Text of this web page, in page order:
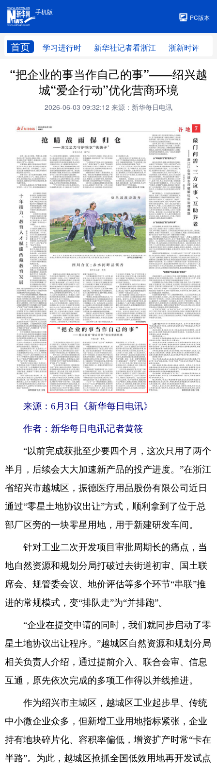
手机版
PC版本
首页 学习进行时 新华社记者看浙江 浙新时评
手机版
“把企业的事当作自己的事”——绍兴越
城“爱企行动”优化营商环境
2026-06-03 09:32:12 来源：新华每日电讯
来源：6月3日《新华每日电讯》
作者：新华每日电讯记者黄筱
“以前完成获批至少要四个月，这次只用了两个
半月，后续会大大加速新产品的投产进度。”在浙江
省绍兴市越城区，振德医疗用品股份有限公司近日
通过“零星土地协议出让”方式，顺利拿到了位于总
部厂区旁的一块零星用地，用于新建研发车间。
针对工业二次开发项目审批周期长的痛点，当
地自然资源和规划分局打破过去街道初审、国土联
席会、规管委会议、地价评估等多个环节“串联”推
进的常规模式，变“排队走”为“并排跑”。
“企业在提交申请的同时，我们就同步启动了零
星土地协议出让程序。”越城区自然资源和规划分局
相关负责人介绍，通过提前介入、联合会审、信息
互通，原先依次完成的多项工作得以并线推进。
作为绍兴市主城区，越城区工业起步早、传统
中小微企业众多，但新增工业用地指标紧张，企业
持有地块碎片化、容积率偏低，增资扩产时常“卡在
半路”。为此，越城区抢抓全国低效用地再开发试点